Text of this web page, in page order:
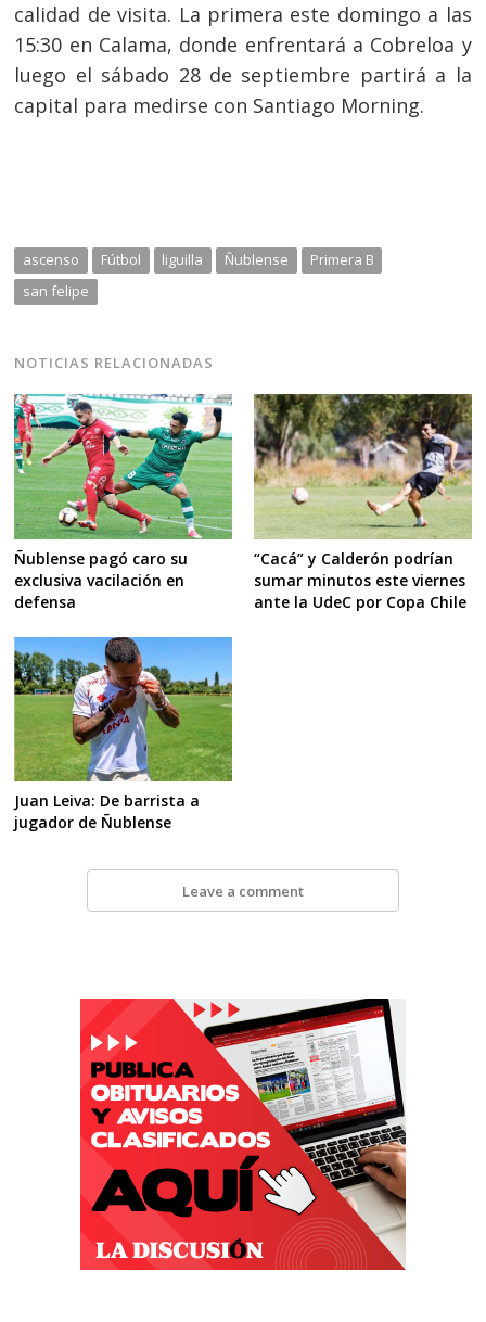
calidad de visita. La primera este domingo a las
15:30 en Calama, donde enfrentará a Cobreloa y
luego el sábado 28 de septiembre partirá a la
capital para medirse con Santiago Morning.
ascenso Fútbol liguilla Ñublense
Primera B
san felipe
NOTICIAS RELACIONADAS
Ñublense pagó caro su
exclusiva vacilación en
defensa
“Cacá” y Calderón podrían
sumar minutos este viernes
ante la UdeC por Copa Chile
Juan Leiva: De barrista a
jugador de Ñublense
Leave a comment